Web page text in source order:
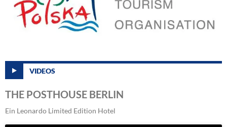
VIDEOS
THE POSTHOUSE BERLIN
Ein Leonardo Limited Edition Hotel